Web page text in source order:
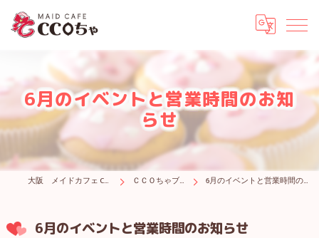
6月のイベントと営業時間のお知
らせ
大阪 メイドカフェ CCOちゃ ＣＣＯちゃブログ 6月のイベントと営業時間のお知らせ
6月のイベントと営業時間のお知らせ